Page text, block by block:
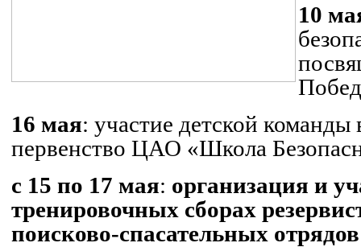
10
16 мая: участие детской команды
первенство ЦАО «Школа
с 15 по 17 мая: организация и
тренировочных сборах
поисково-спасательных